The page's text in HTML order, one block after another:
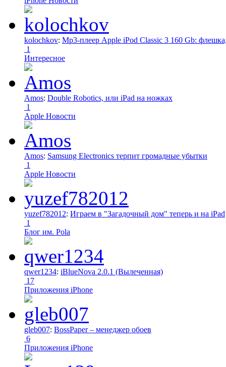
kolochkov: Mp3-плеер Apple iPod Classic 3 160 Gb:
1
Интересное
Amos: Double Robotics, или iPad на ножках
1
Apple Новости
Amos: Samsung Electronics терпит громадные убытки
1
Apple Новости
yuzef782012: Играем в "Загадочный дом" теперь и на iPad
1
Блог им. Pola
qwer1234: iBlueNova 2.0.1 (Вылеченная)
17
Приложения iPhone
gleb007: BossPaper – менеджер обоев
6
Приложения iPhone